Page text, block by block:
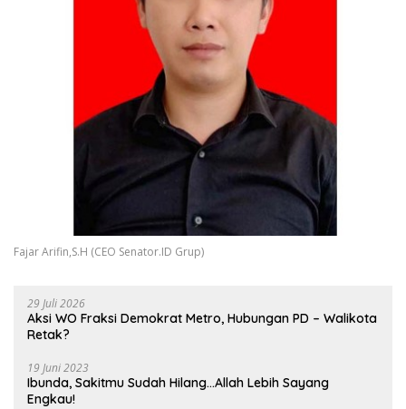
Fajar Arifin,S.H (CEO Senator.ID Grup)
29 Juli 2026
Aksi WO Fraksi Demokrat Metro, Hubungan PD – Walikota
Retak?
19 Juni 2023
Ibunda, Sakitmu Sudah Hilang…Allah Lebih Sayang
Engkau!